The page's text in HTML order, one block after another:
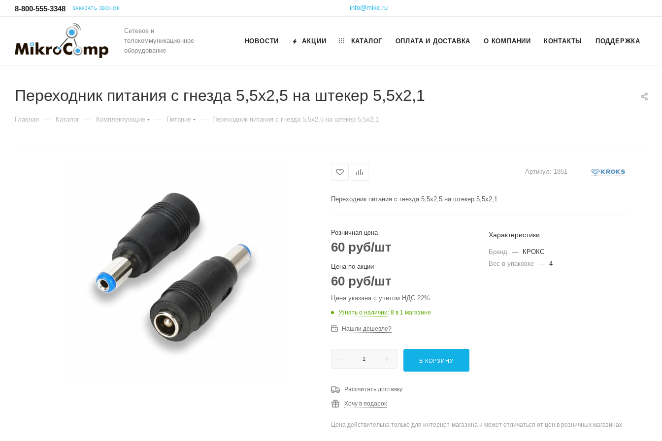
8-800-555-3348 ЗАКАЗАТЬ ЗВОНОК info@mikc.ru
Сетевое и
телекоммуникационное
оборудование
НОВОСТИ АКЦИИ КАТАЛОГ ОПЛАТА И ДОСТАВКА О КОМПАНИИ КОНТАКТЫ ПОДДЕРЖКА
Переходник питания с гнезда 5,5х2,5 на штекер 5,5х2,1
Главная — Каталог — Комплектующие — Питание — Переходник питания с гнезда 5,5х2,5 на штекер 5,5х2,1
Артикул: 1851
Переходник питания с гнезда 5,5х2,5 на штекер 5,5х2,1
Розничная цена
60 руб/шт
Цена по акции
60 руб/шт
Цена указана с учетом НДС 22%
Узнать о наличии: 8 в 1 магазине
Нашли дешевле?
В КОРЗИНУ
Рассчитать доставку
Хочу в подарок
Характеристики
Бренд —
КРОКС
Вес в упаковке — 4
Цена действительна только для интернет-магазина и может отличаться от цен в розничных магазинах